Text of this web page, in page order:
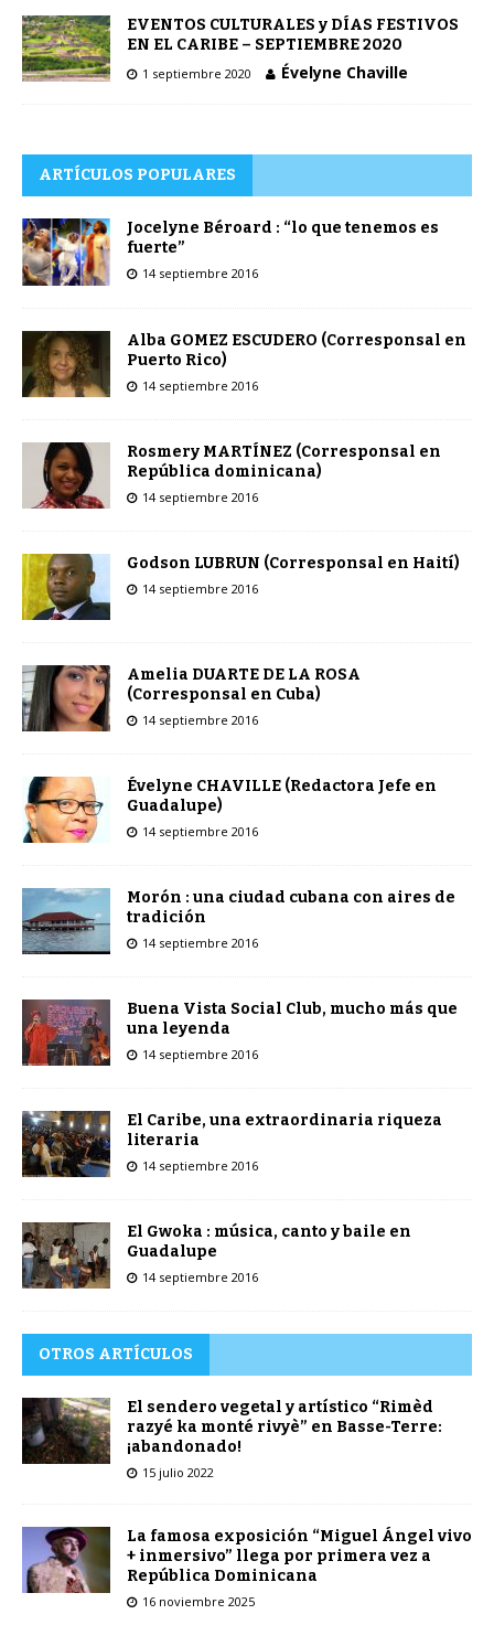
EVENTOS CULTURALES y DÍAS FESTIVOS
EN EL CARIBE – SEPTIEMBRE 2020
1 septiembre 2020 Évelyne Chaville
ARTÍCULOS POPULARES
Jocelyne Béroard : “lo que tenemos es
fuerte”
14 septiembre 2016
Alba GOMEZ ESCUDERO (Corresponsal en
Puerto Rico)
14 septiembre 2016
Rosmery MARTÍNEZ (Corresponsal en
República dominicana)
14 septiembre 2016
Godson LUBRUN (Corresponsal en Haití)
14 septiembre 2016
Amelia DUARTE DE LA ROSA
(Corresponsal en Cuba)
14 septiembre 2016
Évelyne CHAVILLE (Redactora Jefe en
Guadalupe)
14 septiembre 2016
Morón : una ciudad cubana con aires de
tradición
14 septiembre 2016
Buena Vista Social Club, mucho más que
una leyenda
14 septiembre 2016
El Caribe, una extraordinaria riqueza
literaria
14 septiembre 2016
El Gwoka : música, canto y baile en
Guadalupe
14 septiembre 2016
OTROS ARTÍCULOS
El sendero vegetal y artístico “Rimèd
razyé ka monté rivyè” en Basse-Terre:
¡abandonado!
15 julio 2022
La famosa exposición “Miguel Ángel vivo
+ inmersivo” llega por primera vez a
República Dominicana
16 noviembre 2025